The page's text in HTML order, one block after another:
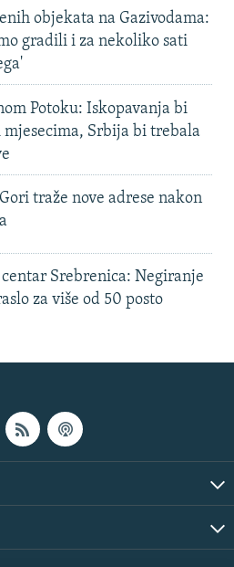
objekata na Gazivodama:
gradili i za nekoliko sati
Potoku: Iskopavanja bi
Srbija bi trebala
traže nove adrese nakon
Srebrenica: Negiranje
za više od 50 posto